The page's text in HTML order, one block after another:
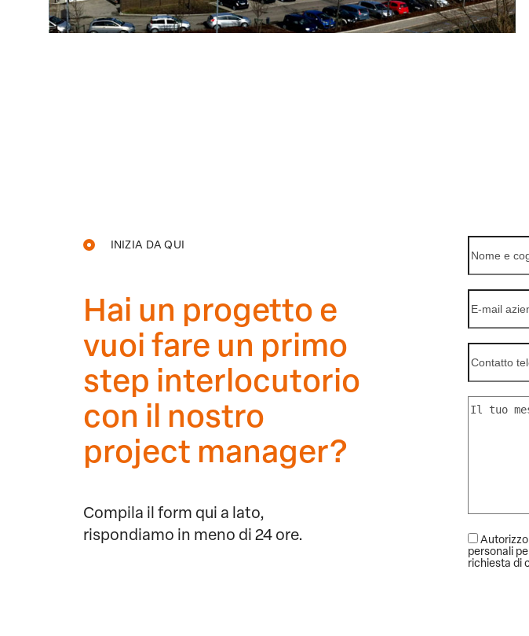
INIZIA DA QUI
Hai un progetto e
vuoi fare un primo
step interlocutorio
con il nostro
project manager?
Compila il form qui a lato,
rispondiamo in meno di 24 ore.
personali
richiesta di